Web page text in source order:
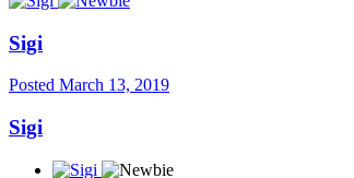
Sigi
Posted March 13, 2019
Sigi